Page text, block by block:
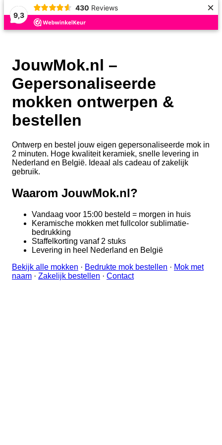
9,3
430 Reviews ×
JouwMok.nl –
Gepersonaliseerde
mokken ontwerpen &
bestellen
Ontwerp en bestel jouw eigen gepersonaliseerde mok in
2 minuten. Hoge kwaliteit keramiek, snelle levering in
Nederland en België. Ideaal als cadeau of zakelijk
gebruik.
Waarom JouwMok.nl?
Vandaag voor 15:00 besteld = morgen in huis
Keramische mokken met fullcolor sublimatie-
bedrukking
Staffelkorting vanaf 2 stuks
Levering in heel Nederland en België
Bekijk alle mokken · Bedrukte mok bestellen · Mok met
naam · Zakelijk bestellen · Contact